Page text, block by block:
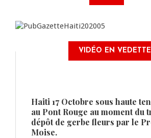
VIDÉO EN VEDETTE
Haiti 17 Octobre sous haute
au Pont Rouge au moment du
dépôt de gerbe fleurs par le
Moise.